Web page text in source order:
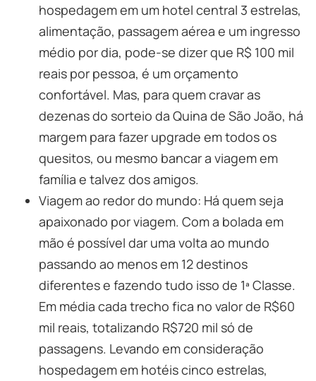
hospedagem em um hotel central 3 estrelas,
alimentação, passagem aérea e um ingresso
médio por dia, pode-se dizer que R$ 100 mil
reais por pessoa, é um orçamento
confortável. Mas, para quem cravar as
dezenas do sorteio da Quina de São João, há
margem para fazer upgrade em todos os
quesitos, ou mesmo bancar a viagem em
família e talvez dos amigos.
Viagem ao redor do mundo: Há quem seja
apaixonado por viagem. Com a bolada em
mão é possível dar uma volta ao mundo
passando ao menos em 12 destinos
diferentes e fazendo tudo isso de 1ª Classe.
Em média cada trecho fica no valor de R$60
mil reais, totalizando R$720 mil só de
passagens. Levando em consideração
hospedagem em hotéis cinco estrelas,